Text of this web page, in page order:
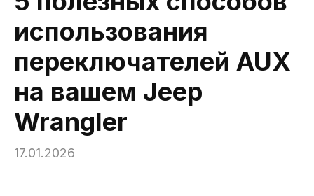
использования
переключателей AUX
на вашем Jeep
Wrangler
17.01.2026